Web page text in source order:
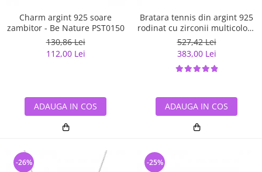
Charm argint 925 soare
zambitor - Be Nature PST0150
130,86 Lei
112,00 Lei
ADAUGA IN COS
Bratara tennis din argint 925
rodinat cu zirconii multicolore
- Be Elegant BTU0108
527,42 Lei
383,00 Lei
ADAUGA IN COS
-26% -25%